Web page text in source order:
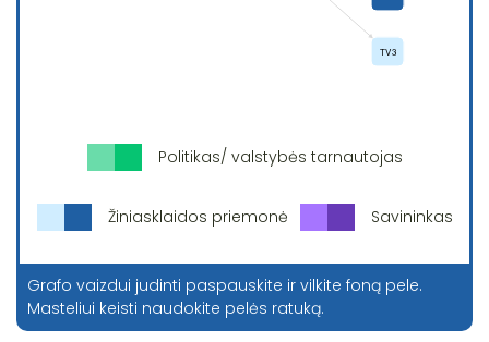
Politikas/ valstybės tarnautojas
Žiniasklaidos priemonė Savininkas
Grafo vaizdui judinti paspauskite ir vilkite foną pele.
Masteliui keisti naudokite pelės ratuką.